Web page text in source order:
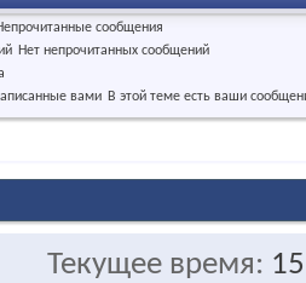
сообщения
Нет непрочитанных сообщений
В этой теме есть ваши
Текущее время: